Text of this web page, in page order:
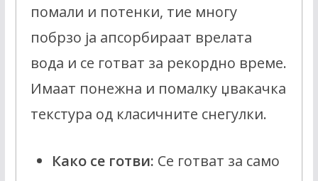
помали и потенки, тие многу
побрзо ја апсорбираат врелата
вода и се готват за рекордно време.
Имаат понежна и помалку џвакачка
текстура од класичните снегулки.
Како се готви: Се готват за само